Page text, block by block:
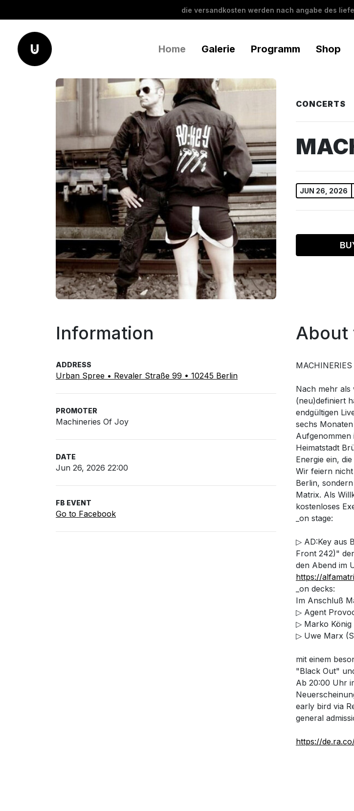
die versandkosten werden nach angabe des
Home Galerie Programm Shop
CONCERTS
JUN 26, 2026
Information
ADDRESS
Urban Spree • Revaler Straße 99 • 10245 Berlin
PROMOTER
Machineries Of Joy
DATE
Jun 26, 2026 22:00
FB EVENT
Go to Facebook
About
Nach mehr als
(neu)definiert
endgültigen
sechs
Aufgenommen
Heimatstadt
Energie ein,
Wir feiern
Berlin,
Matrix. Als
kostenloses
_on stage:
▷ AD:Key aus
Front 242)"
den Abend im
https://
_on decks:
Im Anschluß
▷ Agent
▷ Marko König
▷ Uwe Marx
mit einem
"Black Out"
Ab 20:00 Uhr
early bird via
general
https://